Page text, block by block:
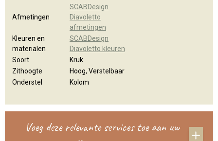
Afmetingen
SCABDesign
Diavoletto
afmetingen
Kleuren en
materialen
SCABDesign
Diavoletto kleuren
Soort
Kruk
Zithoogte
Hoog, Verstelbaar
Onderstel
Kolom
Voeg deze relevante services toe aan uw